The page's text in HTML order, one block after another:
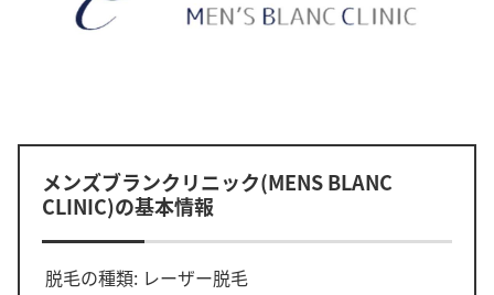
メンズブランクリニック(MENS BLANC
CLINIC)の基本情報
脱毛の種類: レーザー脱毛